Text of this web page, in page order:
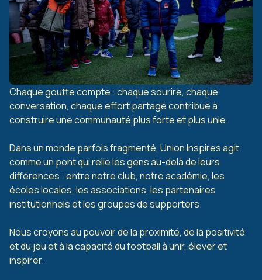
Chaque goutte compte : chaque sourire, chaque
conversation, chaque effort partagé contribue à
construire une communauté plus forte et plus unie.
Dans un monde parfois fragmenté, Union Inspires agit
comme un pont qui relie les gens au-delà de leurs
différences : entre notre club, notre académie, les
écoles locales, les associations, les partenaires
institutionnels et les groupes de supporters.
Nous croyons au pouvoir de la proximité, de la positivité
et du jeu et à la capacité du football à unir, élever et
inspirer.